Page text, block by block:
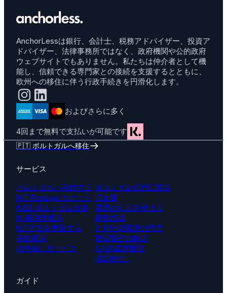
AnchorLessは銀行、会計士、税務アドバイザー、投資ア
ドバイザー、法律事務所ではなく、政府機関や公的政府
ウェブサイトでもありません。私たちは仲介者として機
能し、信頼できる専門家との接続を支援するとともに、
欧州への移住に伴う行政手続きを円滑化します。
およびさらに多く
4回まで無料で支払いが可能です
🇵🇹 ポルトガルへ移住
サービス
ポルトガルへ移住する
NIF Portugal サポート
NISS ポルトガル支援
NHR税務相談
NIF住所を更新する
移民相談
物件探しサービス
ポルトガル銀行口座開
設支援
書類の公証を受ける
税務相談
ビザ申請書類の審査
賃貸契約の確認
AIMA書類審査
IRS税申告
ガイド